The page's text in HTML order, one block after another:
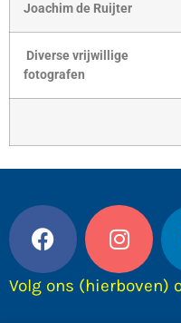
Joachim de Ruijter
Diverse vrijwillige
fotografen
Volg ons (hierboven)